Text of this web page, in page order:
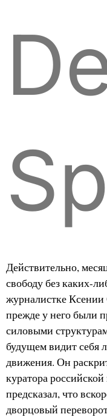
Действительно,
свободу без каких-
журналистке Ксении
прежде у него были
силовыми
будущем видит себя
движения. Он
куратора
предсказал, что
дворцовый